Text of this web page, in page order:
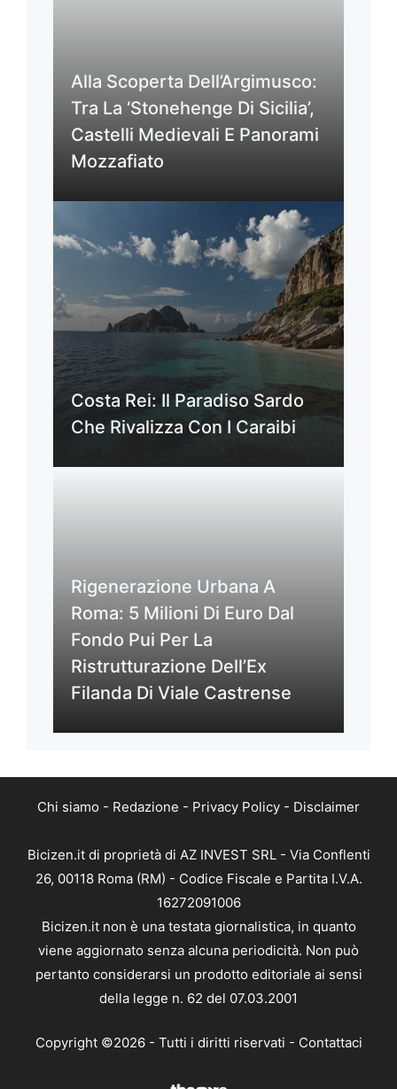
Alla Scoperta Dell’Argimusco:
Tra La ‘Stonehenge Di Sicilia’,
Castelli Medievali E Panorami
Mozzafiato
Costa Rei: Il Paradiso Sardo
Che Rivalizza Con I Caraibi
Rigenerazione Urbana A
Roma: 5 Milioni Di Euro Dal
Fondo Pui Per La
Ristrutturazione Dell’Ex
Filanda Di Viale Castrense
Chi siamo - Redazione - Privacy Policy - Disclaimer
Bicizen.it di proprietà di AZ INVEST SRL - Via Conflenti
26, 00118 Roma (RM) - Codice Fiscale e Partita I.V.A.
16272091006
Bicizen.it non è una testata giornalistica, in quanto
viene aggiornato senza alcuna periodicità. Non può
pertanto considerarsi un prodotto editoriale ai sensi
della legge n. 62 del 07.03.2001
Copyright ©2026 - Tutti i diritti riservati - Contattaci